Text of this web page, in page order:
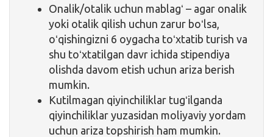
Onalik/otalik uchun mablagʻ – agar onalik
yoki otalik qilish uchun zarur boʻlsa,
oʻqishingizni 6 oygacha toʻxtatib turish va
shu toʻxtatilgan davr ichida stipendiya
olishda davom etish uchun ariza berish
mumkin.
Kutilmagan qiyinchiliklar tugʻilganda
qiyinchiliklar yuzasidan moliyaviy yordam
uchun ariza topshirish ham mumkin.